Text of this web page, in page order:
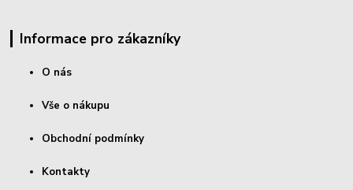
Informace pro zákazníky
O nás
Vše o nákupu
Obchodní podmínky
Kontakty